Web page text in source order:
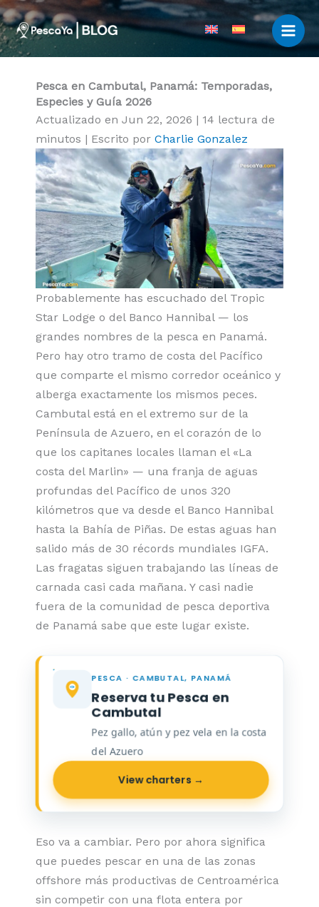
Ir
al
contenido
Pesca en Cambutal, Panamá: Temporadas,
Especies y Guía 2026
Actualizado en Jun 22, 2026 | 14 lectura de
minutos | Escrito por Charlie Gonzalez
Probablemente has escuchado del Tropic
Star Lodge o del Banco Hannibal — los
grandes nombres de la pesca en Panamá.
Pero hay otro tramo de costa del Pacífico
que comparte el mismo corredor oceánico y
alberga exactamente los mismos peces.
Cambutal está en el extremo sur de la
Península de Azuero, en el corazón de lo
que los capitanes locales llaman el «La
costa del Marlin» — una franja de aguas
profundas del Pacífico de unos 320
kilómetros que va desde el Banco Hannibal
hasta la Bahía de Piñas. De estas aguas han
salido más de 30 récords mundiales IGFA.
Las fragatas siguen trabajando las líneas de
carnada casi cada mañana. Y casi nadie
fuera de la comunidad de pesca deportiva
de Panamá sabe que este lugar existe.
PESCA · CAMBUTAL, PANAMÁ
Reserva tu Pesca en
Cambutal
Pez gallo, atún y pez vela en la costa
del Azuero
View charters →
Eso va a cambiar. Pero por ahora significa
que puedes pescar en una de las zonas
offshore más productivas de Centroamérica
sin competir con una flota entera por